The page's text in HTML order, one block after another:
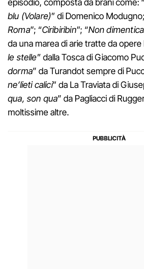
episodio, composta da brani come: “
blu (Volare)” di Domenico
Roma”; “Ciribiribin”; “Non
da una marea di arie tratte da opere
le stelle” dalla Tosca di Giacomo
dorma” da Turandot sempre di
ne’lieti calici” da La Traviata di
qua, son qua” da Pagliacci di
moltissime altre.